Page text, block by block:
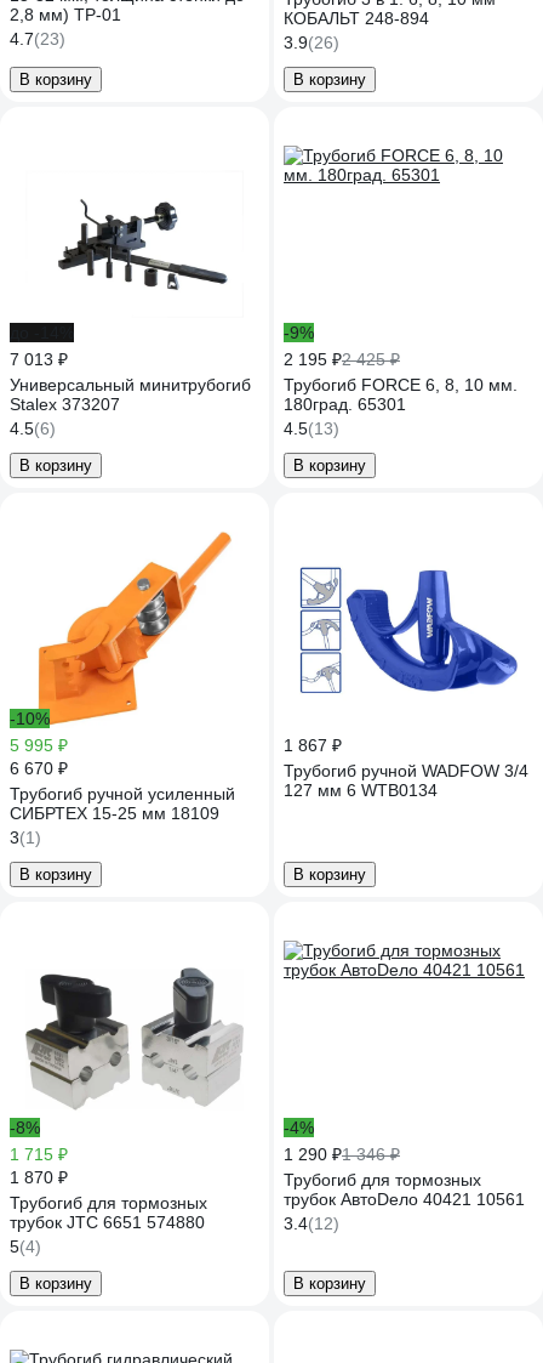
2,8 мм) ТР-01
4.7(23)
В корзину
КОБАЛЬТ 248-894
3.9(26)
В корзину
7 013 ₽
Универсальный минитрубогиб
Stalex 373207
4.5(6)
В корзину
-9%
2 195 ₽2 425 ₽
Трубогиб FORCE 6, 8, 10 мм.
180град. 65301
4.5(13)
В корзину
-10%
5 995 ₽
6 670 ₽
Трубогиб ручной усиленный
СИБРТЕХ 15-25 мм 18109
3(1)
В корзину
1 867 ₽
Трубогиб ручной WADFOW 3/4
127 мм 6 WTB0134
В корзину
-8%
1 715 ₽
1 870 ₽
Трубогиб для тормозных
трубок JTC 6651 574880
5(4)
В корзину
-4%
1 290 ₽1 346 ₽
Трубогиб для тормозных
трубок АвтоDело 40421 10561
3.4(12)
В корзину